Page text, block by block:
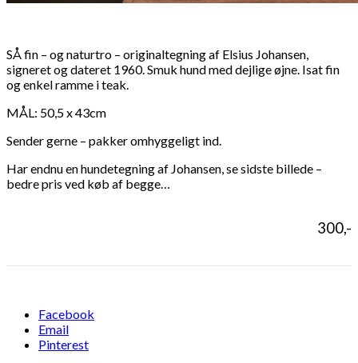
SÅ fin – og naturtro – originaltegning af Elsius Johansen,
signeret og dateret 1960. Smuk hund med dejlige øjne. Isat fin
og enkel ramme i teak.
MÅL: 50,5 x 43cm
Sender gerne – pakker omhyggeligt ind.
Har endnu en hundetegning af Johansen, se sidste billede –
bedre pris ved køb af begge…
300,-
Facebook
Email
Pinterest